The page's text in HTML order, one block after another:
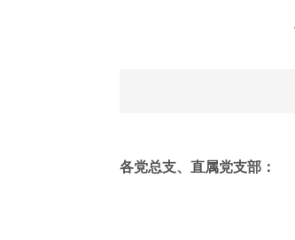
各党总支、直属党支部：